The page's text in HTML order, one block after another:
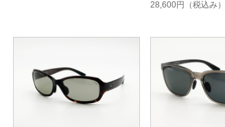
ドマルチシング
28,600円 （税込み）